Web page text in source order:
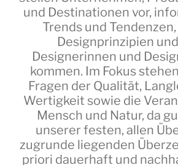
und Destinationen vor,
Trends und
Designprinzipien
Designerinnen und
kommen. Im Fokus
Fragen der Qualität,
Wertigkeit sowie die
Mensch und Natur, da
unserer festen, allen
zugrunde liegenden
priori dauerhaft und